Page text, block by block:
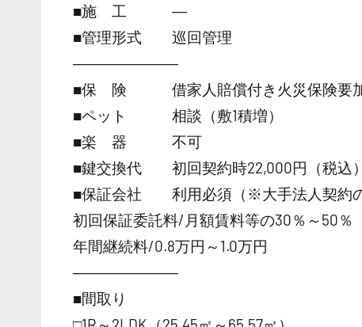
■施 工 ―
■管理形式 巡回管理
―――――――
■保 険 借家人賠償付き火災保険要
■ペット 相談（敷1積増）
■楽 器 不可
■鍵交換代 初回契約時22,000円（税込）
■保証会社 利用必須（※大手法人契約の
初回保証委託料/月額賃料等の30％～50％
年間継続料/0.8万円～1.0万円
―――――――
■間取り